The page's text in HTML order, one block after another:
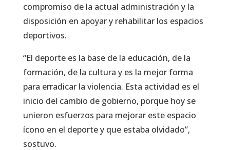
compromiso de la actual administración y la
disposición en apoyar y rehabilitar los espacios
deportivos.
“El deporte es la base de la educación, de la
formación, de la cultura y es la mejor forma
para erradicar la violencia. Esta actividad es el
inicio del cambio de gobierno, porque hoy se
unieron esfuerzos para mejorar este espacio
ícono en el deporte y que estaba olvidado”,
sostuvo.